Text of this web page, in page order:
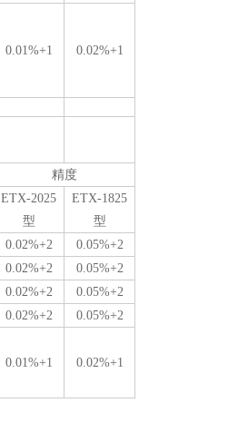
0.01%+1 0.02%+1
精度
ETX-2025
型
ETX-1825
型
0.02%+2
0.05%+2
0.02%+2
0.05%+2
0.02%+2
0.05%+2
0.02%+2 0.05%+2
0.01%+1
0.02%+1